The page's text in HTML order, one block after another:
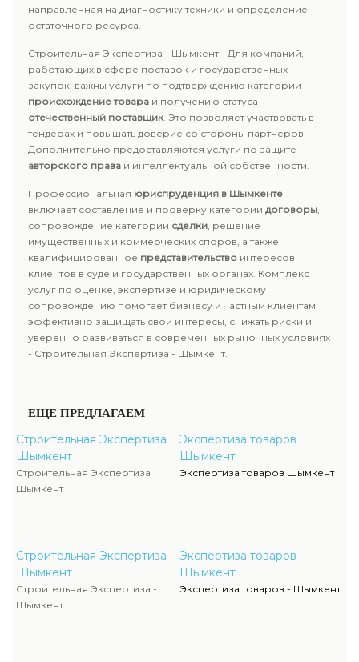
направленная на диагностику техники и определение
остаточного ресурса.
Строительная Экспертиза - Шымкент - Для компаний,
работающих в сфере поставок и государственных
закупок, важны услуги по подтверждению категории
происхождение товара и получению статуса
отечественный поставщик. Это позволяет участвовать в
тендерах и повышать доверие со стороны партнеров.
Дополнительно предоставляются услуги по защите
авторского права и интеллектуальной собственности.
Профессиональная юриспруденция в Шымкенте
включает составление и проверку категории договоры,
сопровождение категории сделки, решение
имущественных и коммерческих споров, а также
квалифицированное представительство интересов
клиентов в суде и государственных органах. Комплекс
услуг по оценке, экспертизе и юридическому
сопровождению помогает бизнесу и частным клиентам
эффективно защищать свои интересы, снижать риски и
уверенно развиваться в современных рыночных условиях
- Строительная Экспертиза - Шымкент.
ЕЩЕ ПРЕДЛАГАЕМ
Строительная Экспертиза
Шымкент
Строительная Экспертиза
Шымкент
Строительная Экспертиза -
Шымкент
Строительная Экспертиза -
Шымкент
Экспертиза товаров
Шымкент
Экспертиза товаров Шымкент
Экспертиза товаров -
Шымкент
Экспертиза товаров - Шымкент